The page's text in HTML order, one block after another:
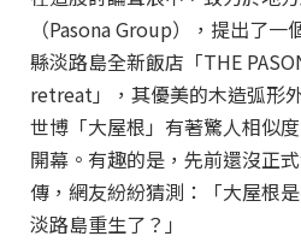
（Pasona Group），提出了
縣淡路島全新飯店「THE
retreat」，其優美的木造弧形
世博「大屋根」有著驚人相似
開幕。有趣的是，先前還沒正
傳，網友紛紛猜測：「大屋根
淡路島重生了？」